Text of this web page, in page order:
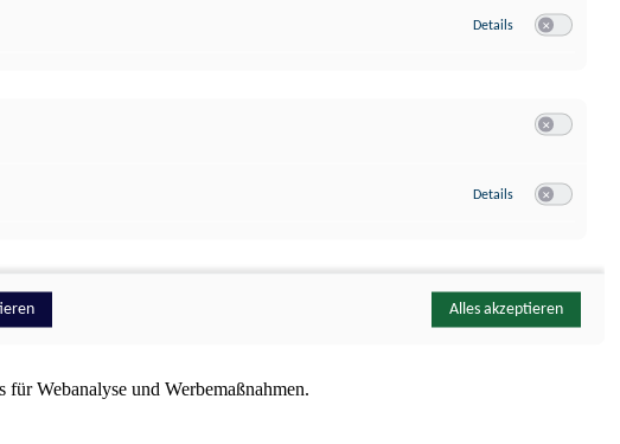
Webanalyse und Werbemaßnahmen.
Details zu Google Analytics
Details zu YouTube
Alles akzeptieren